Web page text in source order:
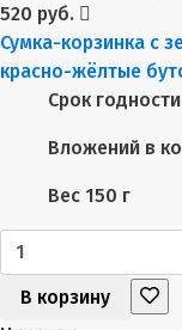
520 руб.
Сумка-корзинка с
красно-жёлтые
Срок годности
Вложений в
Вес 150 г
В корзину